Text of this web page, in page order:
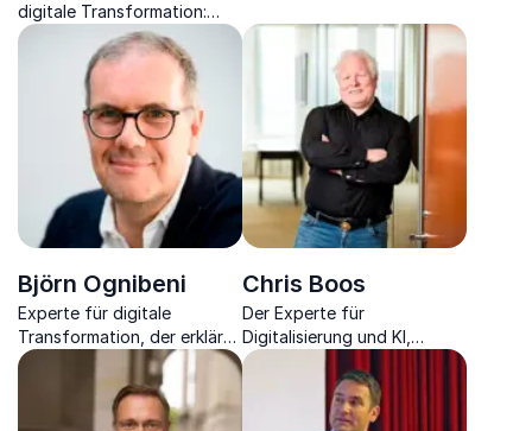
digitale Transformation:
Wegbereiterin für die
Arbeitswelt der Zukunft
praxisnahen Strategien für
Unternehmen und
Führungskräfte weltweit.
Björn Ognibeni
Experte für digitale
Transformation, der erklären
kann, welche Digitaltrends
wir in Asien verpassen und
was das Metaverse wirklich
Chris Boos
Der Experte für
Digitalisierung und KI,
Mitglied des Digitalrates der
Regierung, Unternehmer &